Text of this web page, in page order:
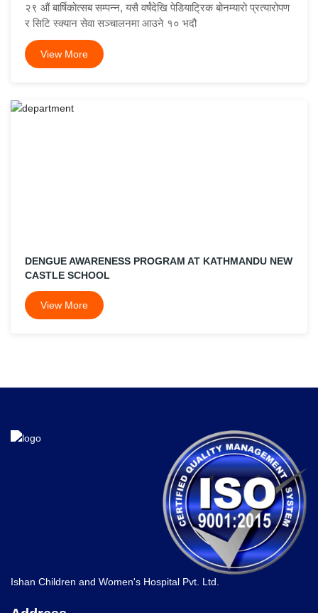
२९ औं बार्षिकोत्सब सम्पन्न, यसै वर्षंदेखि पेडियाट्रिक बोनम्यारो प्रत्यारोपण
र सिटि स्क्यान सेवा सञ्चालनमा आउने १० भदौ
View More
DENGUE AWARENESS PROGRAM AT KATHMANDU NEW
CASTLE SCHOOL
View More
Ishan Children and Women's Hospital Pvt. Ltd.